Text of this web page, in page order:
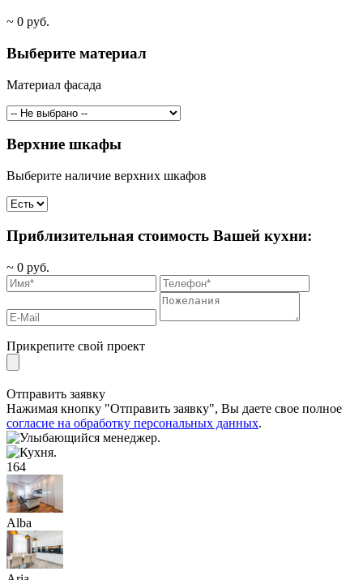
~ 0 руб.
Выберите материал
Материал фасада
Верхние шкафы
Выберите наличие верхних шкафов
Приблизительная стоимость Вашей кухни:
~ 0 руб.
Прикрепите свой проект
Отправить заявку
Нажимая кнопку "Отправить заявку", Вы даете свое полное
согласие на обработку персональных данных.
164
Alba